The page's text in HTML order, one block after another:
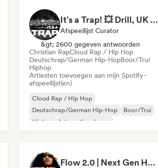
It's a Trap! 💥 Drill, UK Drill & Hard-Hitting Trap
Afspeellijst Curator
&gt; 2600 gegeven antwoorden
Christian RapCloud Rap / Hip Hop
Deutschrap/German Hip-HopBoor/Trui
Hiphop
Artiesten toevoegen aan mijn Spotify-
afspeellijst(en)
Cloud Rap / Hip Hop
Deutschrap/German Hip-Hop
Boor/Trui
Hiphop
Internationale rap
Flow 2.0 | Next Gen Hustle